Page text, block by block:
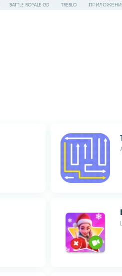
BATTLE ROYALE GD TREBLO